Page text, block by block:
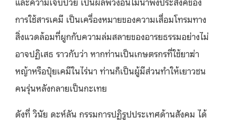
การใช้สารเคมี เป็นเครื่องหมายของความเสื่อมโทรมทาง
สิ่งแวดล้อมที่ผูกกับความล่มสลายของอารยธรรมอย่างไม่
อาจปฏิเสธ ราวกับว่า หากท่านเป็นเกษตรกรที่ใช้ยาฆ่า
หญ้าหรือปุ๋ยเคมีในไร่นา ท่านก็เป็นผู้มีส่วนทำให้เยาวชน
คนรุ่นหลังกลายเป็นกะเทย
ดังที่ วินัย ดะห์ลัน กรรมการปฏิรูปประเทศด้านสังคม ได้